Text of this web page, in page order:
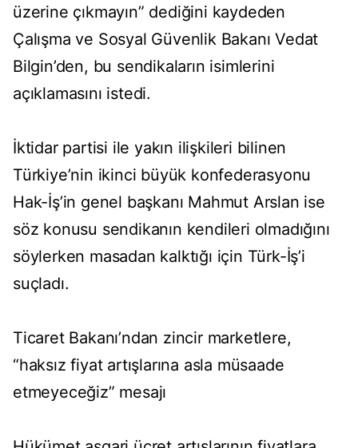
üzerine çıkmayın” dediğini kaydeden
Çalışma ve Sosyal Güvenlik Bakanı Vedat
Bilgin’den, bu sendikaların isimlerini
açıklamasını istedi.
İktidar partisi ile yakın ilişkileri bilinen
Türkiye’nin ikinci büyük konfederasyonu
Hak-İş’in genel başkanı Mahmut Arslan ise
söz konusu sendikanın kendileri olmadığını
söylerken masadan kalktığı için Türk-İş’i
suçladı.
Ticaret Bakanı’ndan zincir marketlere,
“haksız fiyat artışlarına asla müsaade
etmeyeceğiz” mesajı